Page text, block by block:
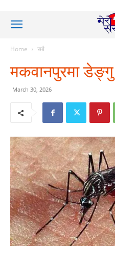
Home सबै
मकवानपुरमा
March 30, 2026